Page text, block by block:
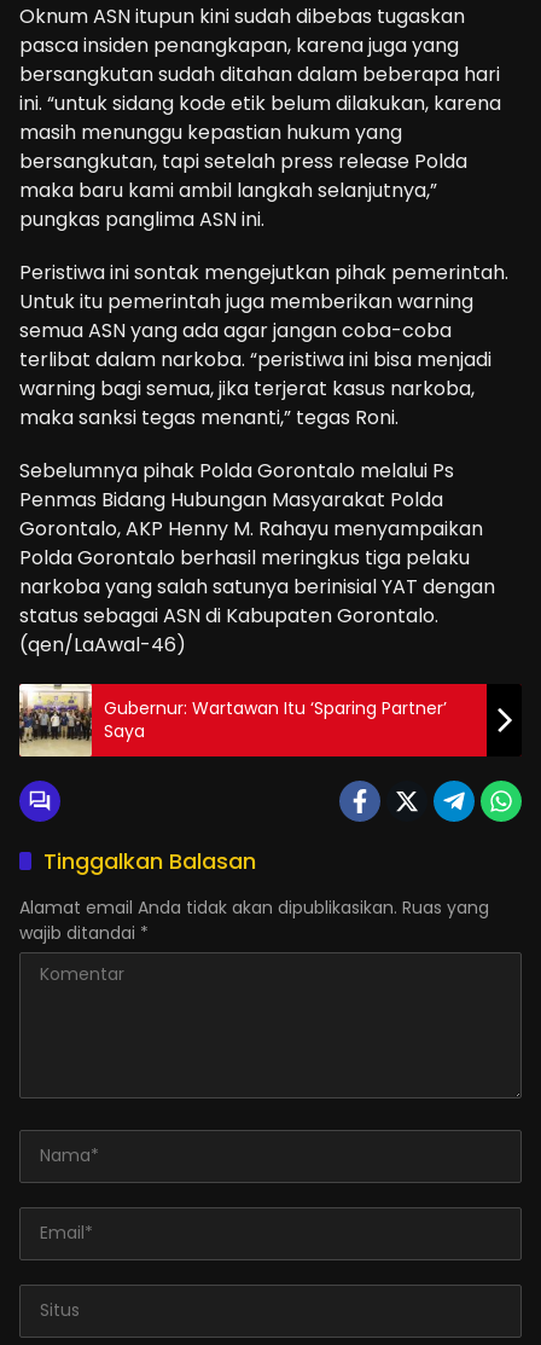
Oknum ASN itupun kini sudah dibebas tugaskan
pasca insiden penangkapan, karena juga yang
bersangkutan sudah ditahan dalam beberapa hari
ini. “untuk sidang kode etik belum dilakukan, karena
masih menunggu kepastian hukum yang
bersangkutan, tapi setelah press release Polda
maka baru kami ambil langkah selanjutnya,”
pungkas panglima ASN ini.
Peristiwa ini sontak mengejutkan pihak pemerintah.
Untuk itu pemerintah juga memberikan warning
semua ASN yang ada agar jangan coba-coba
terlibat dalam narkoba. “peristiwa ini bisa menjadi
warning bagi semua, jika terjerat kasus narkoba,
maka sanksi tegas menanti,” tegas Roni.
Sebelumnya pihak Polda Gorontalo melalui Ps
Penmas Bidang Hubungan Masyarakat Polda
Gorontalo, AKP Henny M. Rahayu menyampaikan
Polda Gorontalo berhasil meringkus tiga pelaku
narkoba yang salah satunya berinisial YAT dengan
status sebagai ASN di Kabupaten Gorontalo.
(qen/LaAwal-46)
Gubernur: Wartawan Itu ‘Sparing Partner’
Saya
Tinggalkan Balasan
Alamat email Anda tidak akan dipublikasikan. Ruas yang
wajib ditandai *